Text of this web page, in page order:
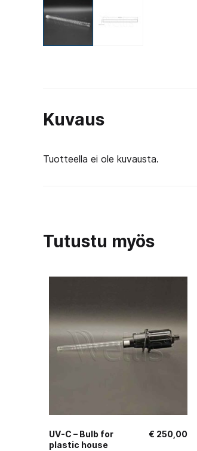
Kuvaus
Tuotteella ei ole kuvausta.
Tutustu myös
UV-C – Bulb for
plastic house
€ 250,00